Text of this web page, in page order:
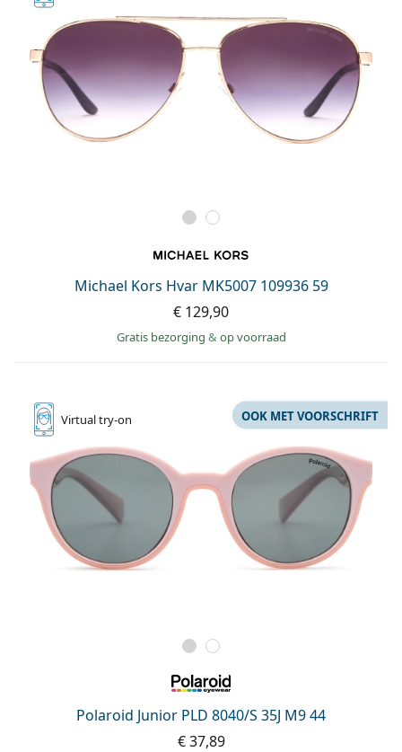
Michael Kors Hvar MK5007 109936 59
€ 129,90
Gratis bezorging & op voorraad
Virtualtry-on
Polaroid Junior PLD 8040/S 35J M9 44
OOK MET VOORSCHRIFT
€ 37,89